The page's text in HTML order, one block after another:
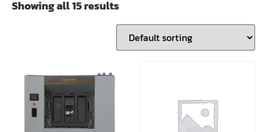
Showing all 15 results